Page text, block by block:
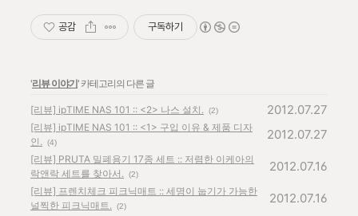
공감 구독하기
'리뷰 이야기' 카테고리의 다른 글
[리뷰] ipTIME NAS 101 :: <2> 나스 설치. (2) 2012.07.27
[리뷰] ipTIME NAS 101 :: <1> 구입 이유 & 제품 디자
인. (4)
2012.07.27
[리뷰] PRUTA 밀폐용기 17종 세트 :: 저렴한 이케아의
락앤락 세트를 찾아서. (2)
2012.07.16
[리뷰] 프렌치체크 피크닉매트 :: 세명이 눕기가 가능한
널찍한 피크닉매트. (2)
2012.07.16